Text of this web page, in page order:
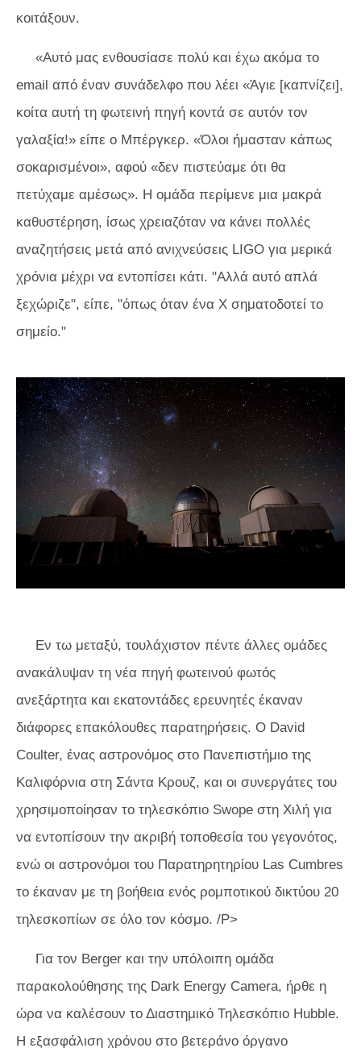
κοιτάξουν.
«Αυτό μας ενθουσίασε πολύ και έχω ακόμα το
email από έναν συνάδελφο που λέει «Άγιε [καπνίζει],
κοίτα αυτή τη φωτεινή πηγή κοντά σε αυτόν τον
γαλαξία!» είπε ο Μπέργκερ. «Όλοι ήμασταν κάπως
σοκαρισμένοι», αφού «δεν πιστεύαμε ότι θα
πετύχαμε αμέσως». Η ομάδα περίμενε μια μακρά
καθυστέρηση, ίσως χρειαζόταν να κάνει πολλές
αναζητήσεις μετά από ανιχνεύσεις LIGO για μερικά
χρόνια μέχρι να εντοπίσει κάτι. "Αλλά αυτό απλά
ξεχώριζε", είπε, "όπως όταν ένα Χ σηματοδοτεί το
σημείο."
Εν τω μεταξύ, τουλάχιστον πέντε άλλες ομάδες
ανακάλυψαν τη νέα πηγή φωτεινού φωτός
ανεξάρτητα και εκατοντάδες ερευνητές έκαναν
διάφορες επακόλουθες παρατηρήσεις. Ο David
Coulter, ένας αστρονόμος στο Πανεπιστήμιο της
Καλιφόρνια στη Σάντα Κρουζ, και οι συνεργάτες του
χρησιμοποίησαν το τηλεσκόπιο Swope στη Χιλή για
να εντοπίσουν την ακριβή τοποθεσία του γεγονότος,
ενώ οι αστρονόμοι του Παρατηρητηρίου Las Cumbres
το έκαναν με τη βοήθεια ενός ρομποτικού δικτύου 20
τηλεσκοπίων σε όλο τον κόσμο. /P>
Για τον Berger και την υπόλοιπη ομάδα
παρακολούθησης της Dark Energy Camera, ήρθε η
ώρα να καλέσουν το Διαστημικό Τηλεσκόπιο Hubble.
Η εξασφάλιση χρόνου στο βετεράνο όργανο